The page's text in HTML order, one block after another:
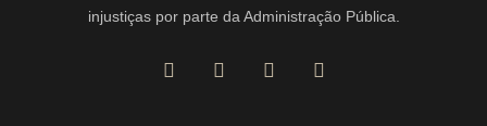
injustiças por parte da Administração Pública.